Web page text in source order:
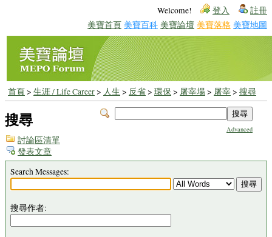
Welcome! 登入 註冊
美寶首頁 美寶百科 美寶論壇 美寶落格 美寶地圖
首頁> 生涯 / Life Career> 人生 > 反省> 環保> 屠宰場> 屠宰> 搜尋
Advanced
搜尋
討論區清單
發表文章
Search Messages:
搜尋作者: